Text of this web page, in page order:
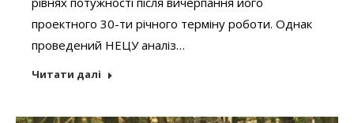
проектного 30-ти річного терміну роботи. Однак
проведений НЕЦУ аналіз…
Читати далі